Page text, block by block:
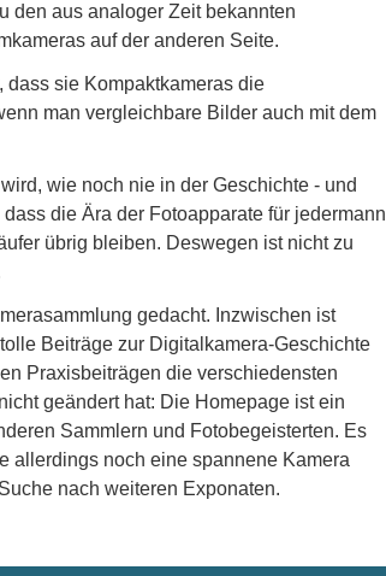
den aus analoger Zeit bekannten
auf der anderen Seite.
sie Kompaktkameras die
man vergleichbare Bilder auch mit dem
wie noch nie in der Geschichte - und
die Ära der Fotoapparate für jedermann
übrig bleiben. Deswegen ist nicht zu
gedacht. Inzwischen ist
Beiträge zur Digitalkamera-Geschichte
Praxisbeiträgen die verschiedensten
geändert hat: Die Homepage ist ein
Sammlern und Fotobegeisterten. Es
allerdings noch eine spannene Kamera
nach weiteren Exponaten.